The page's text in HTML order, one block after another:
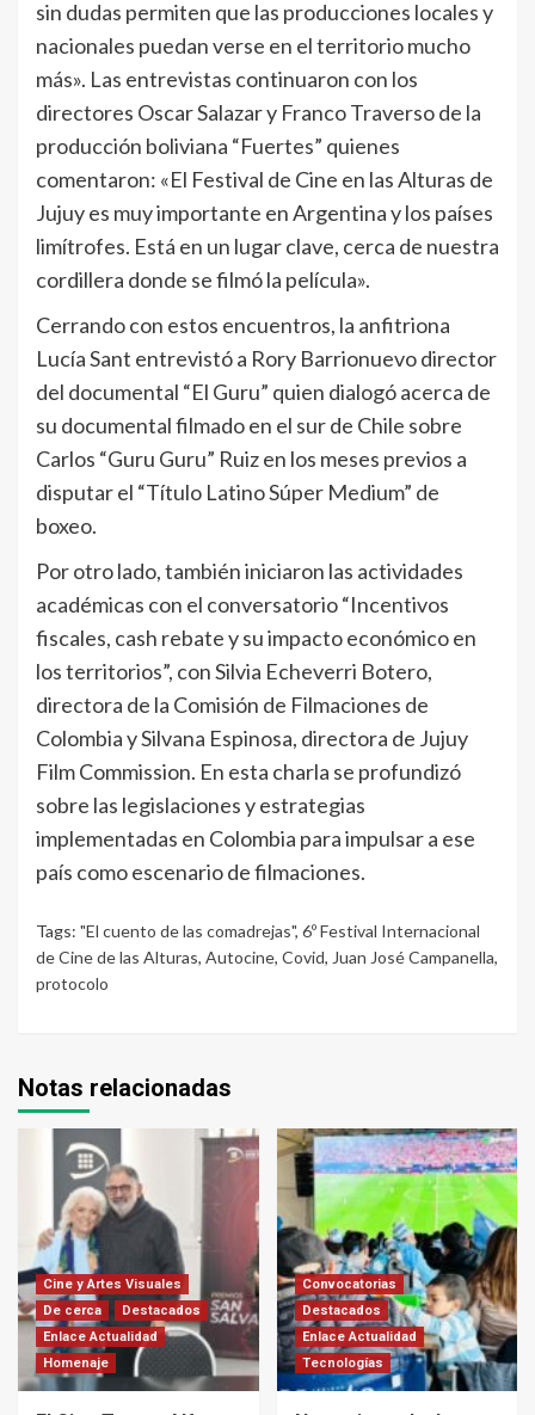
sin dudas permiten que las producciones locales y
nacionales puedan verse en el territorio mucho
más». Las entrevistas continuaron con los
directores Oscar Salazar y Franco Traverso de la
producción boliviana “Fuertes” quienes
comentaron: «El Festival de Cine en las Alturas de
Jujuy es muy importante en Argentina y los países
limítrofes. Está en un lugar clave, cerca de nuestra
cordillera donde se filmó la película».
Cerrando con estos encuentros, la anfitriona
Lucía Sant entrevistó a Rory Barrionuevo director
del documental “El Guru” quien dialogó acerca de
su documental filmado en el sur de Chile sobre
Carlos “Guru Guru” Ruiz en los meses previos a
disputar el “Título Latino Súper Medium” de
boxeo.
Por otro lado, también iniciaron las actividades
académicas con el conversatorio “Incentivos
fiscales, cash rebate y su impacto económico en
los territorios”, con Silvia Echeverri Botero,
directora de la Comisión de Filmaciones de
Colombia y Silvana Espinosa, directora de Jujuy
Film Commission. En esta charla se profundizó
sobre las legislaciones y estrategias
implementadas en Colombia para impulsar a ese
país como escenario de filmaciones.
Tags: "El cuento de las comadrejas", 6º Festival Internacional
de Cine de las Alturas, Autocine, Covid, Juan José Campanella,
protocolo
Notas relacionadas
Cine y Artes Visuales
De cerca
Destacados
Enlace Actualidad
Homenaje
Convocatorias
Destacados
Enlace Actualidad
Tecnologías